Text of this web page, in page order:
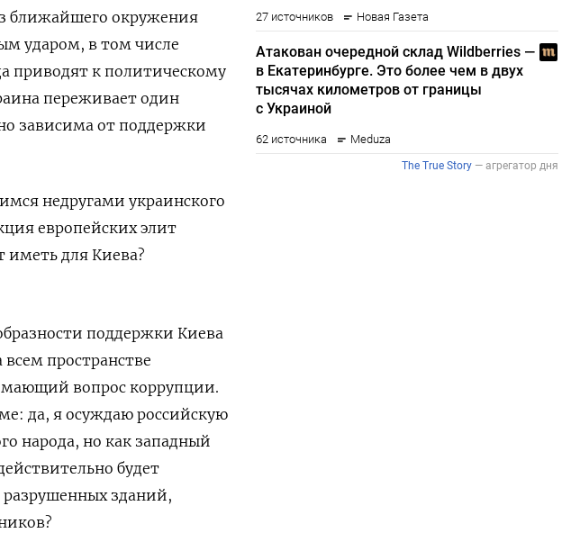
ближайшего окружения
ударом, в том числе
приводят к политическому
переживает один
зависима от поддержки
недругами украинского
европейских элит
иметь для Киева?
поддержки Киева
пространстве
вопрос коррупции.
да, я осуждаю российскую
народа, но как западный
будет
зданий,